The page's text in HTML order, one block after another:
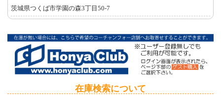
茨城県つくば市学園の森3丁目50-7
在庫検索について